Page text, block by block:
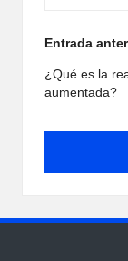
de
Entrada
¿Qué es la
aumentada?